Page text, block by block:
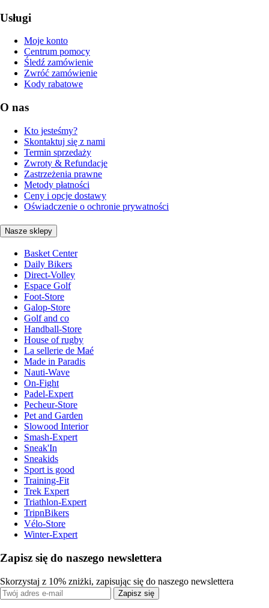
Usługi
Moje konto
Centrum pomocy
Śledź zamówienie
Zwróć zamówienie
Kody rabatowe
O nas
Kto jesteśmy?
Skontaktuj się z nami
Termin sprzedaży
Zwroty & Refundacje
Zastrzeżenia prawne
Metody płatności
Ceny i opcje dostawy
Oświadczenie o ochronie prywatności
Nasze sklepy
Basket Center
Daily Bikers
Direct-Volley
Espace Golf
Foot-Store
Galop-Store
Golf and co
Handball-Store
House of rugby
La sellerie de Maé
Made in Paradis
Nauti-Wave
On-Fight
Padel-Expert
Pecheur-Store
Pet and Garden
Slowood Interior
Smash-Expert
Sneak'In
Sneakids
Sport is good
Training-Fit
Trek Expert
Triathlon-Expert
TripnBikers
Vélo-Store
Winter-Expert
Zapisz się do naszego newslettera
Skorzystaj z 10% zniżki, zapisując się do naszego newslettera
Zapisz się